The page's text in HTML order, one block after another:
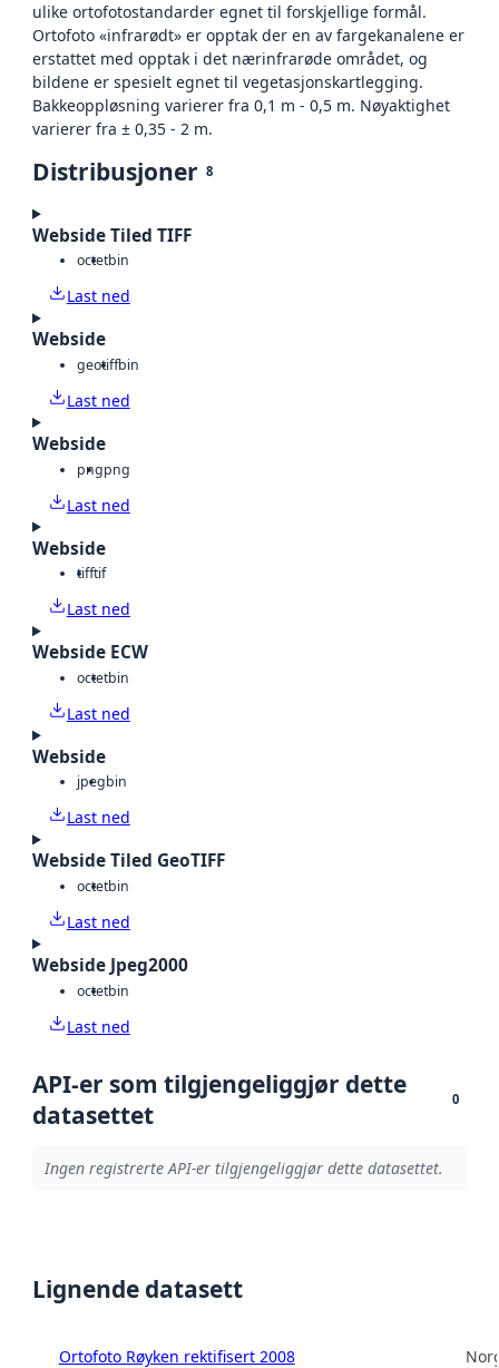
ulike ortofotostandarder egnet til forskjellige formål.
Ortofoto «infrarødt» er opptak der en av fargekanalene er
erstattet med opptak i det nærinfrarøde området, og
bildene er spesielt egnet til vegetasjonskartlegging.
Bakkeoppløsning varierer fra 0,1 m - 0,5 m. Nøyaktighet
varierer fra ± 0,35 - 2 m.
Distribusjoner 8
Webside Tiled TIFF
octetbin
Last ned
Webside
geotiffbin
Last ned
Webside
pngpng
Last ned
Webside
tifftif
Last ned
Webside ECW
octetbin
Last ned
Webside
jpegbin
Last ned
Webside Tiled GeoTIFF
octetbin
Last ned
Webside Jpeg2000
octetbin
Last ned
API-er som tilgjengeliggjør dette
datasettet
0
Ingen registrerte API-er tilgjengeliggjør dette datasettet.
Lignende datasett
Ortofoto Røyken rektifisert 2008